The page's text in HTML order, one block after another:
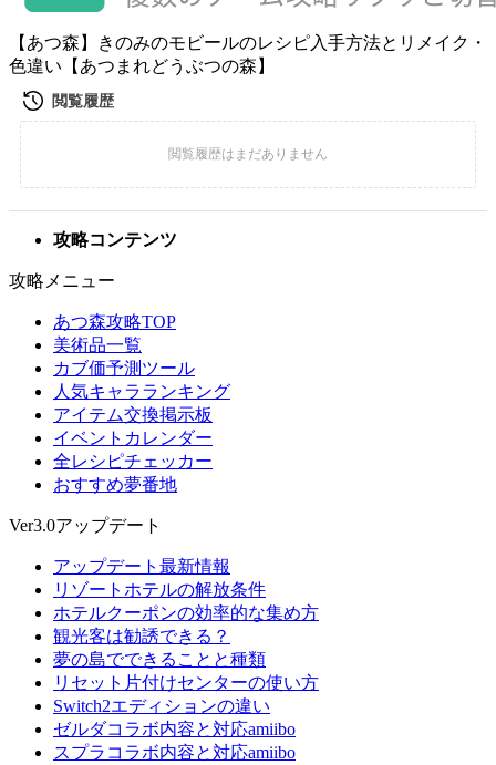
【あつ森】きのみのモビールのレシピ入手方法とリメイク・
色違い【あつまれどうぶつの森】
攻略コンテンツ
攻略メニュー
あつ森攻略TOP
美術品一覧
カブ価予測ツール
人気キャラランキング
アイテム交換掲示板
イベントカレンダー
全レシピチェッカー
おすすめ夢番地
Ver3.0アップデート
アップデート最新情報
リゾートホテルの解放条件
ホテルクーポンの効率的な集め方
観光客は勧誘できる？
夢の島でできることと種類
リセット片付けセンターの使い方
Switch2エディションの違い
ゼルダコラボ内容と対応amiibo
スプラコラボ内容と対応amiibo